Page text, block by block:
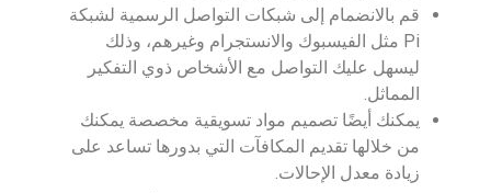
قم بالانضمام إلى شبكات التواصل الرسمية لشبكة
Pi مثل الفيسبوك والانستجرام وغيرهم، وذلك
ليسهل عليك التواصل مع الأشخاص ذوي التفكير
المماثل.
يمكنك أيضًا تصميم مواد تسويقية مخصصة يمكنك
من خلالها تقديم المكافآت التي بدورها تساعد على
زيادة معدل الإحالات.